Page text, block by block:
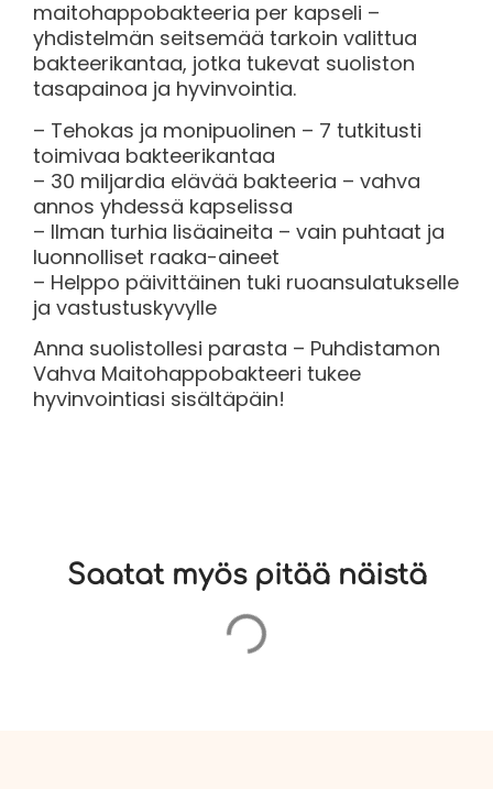
maitohappobakteeria per kapseli –
yhdistelmän seitsemää tarkoin valittua
bakteerikantaa, jotka tukevat suoliston
tasapainoa ja hyvinvointia.
– Tehokas ja monipuolinen – 7 tutkitusti
toimivaa bakteerikantaa
– 30 miljardia elävää bakteeria – vahva
annos yhdessä kapselissa
– Ilman turhia lisäaineita – vain puhtaat ja
luonnolliset raaka-aineet
– Helppo päivittäinen tuki ruoansulatukselle
ja vastustuskyvylle
Anna suolistollesi parasta – Puhdistamon
Vahva Maitohappobakteeri tukee
hyvinvointiasi sisältäpäin!
Saatat myös pitää näistä